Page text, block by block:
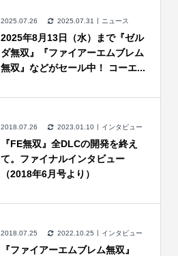
2025.07.26 2025.07.31 ニュース
2025年8月13日（水）まで『ゼル
ダ無双』『ファイアーエムブレム
無双』などがセール中！ コーエ...
2018.07.26 2023.01.10 インタビュー
『FE無双』全DLCの開発を終え
て。ファイナルインタビュー
（2018年6月号より）
2018.07.25 2022.10.25 インタビュー
『ファイアーエムブレム無双』